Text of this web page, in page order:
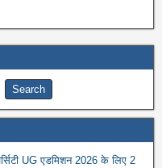
UG एडमिशन 2026 के लिए 2